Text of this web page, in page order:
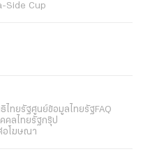
Side Cup
ไทยรัฐศูนย์ข้อมูลไทยรัฐFAQ
คลไทยรัฐกรุ๊ป
อโฆษณา